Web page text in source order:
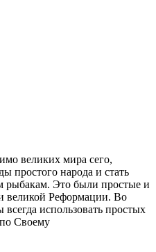
великих мира сего,
простого народа и стать
рыбакам. Это были простые и
великой Реформации. Во
использовать простых
по Своему